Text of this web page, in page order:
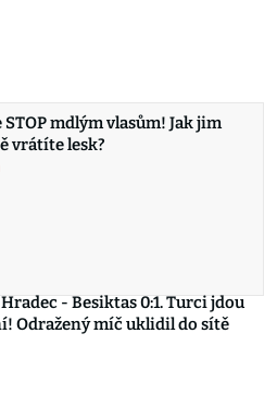
STOP mdlým vlasům! Jak jim
vrátíte lesk?
- Besiktas 0:1. Turci jdou
Odražený míč uklidil do sítě